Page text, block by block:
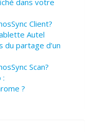
dans votre
Client?
Autel
partage d’un
Scan?
:
?